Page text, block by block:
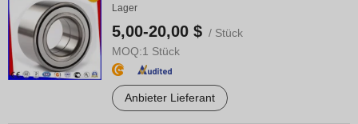
Lager
5,00-20,00 $ / Stück
MOQ:1 Stück
Anbieter Lieferant